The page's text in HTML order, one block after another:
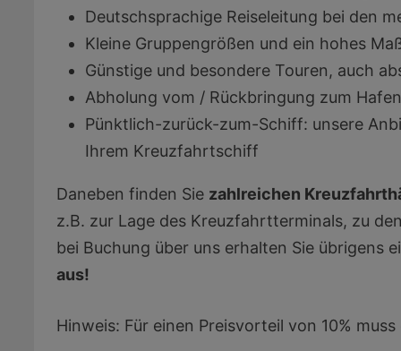
Deutschsprachige Reiseleitung bei den
Kleine Gruppengrößen und ein hohes
Günstige und besondere Touren, auch
Abholung vom / Rückbringung zum
Pünktlich-zurück-zum-Schiff: unsere
Ihrem Kreuzfahrtschiff
Daneben finden Sie zahlreichen
z.B. zur Lage des Kreuzfahrtterminals, zu
bei Buchung über uns erhalten Sie übrigens
aus!
Hinweis: Für einen Preisvorteil von 10%